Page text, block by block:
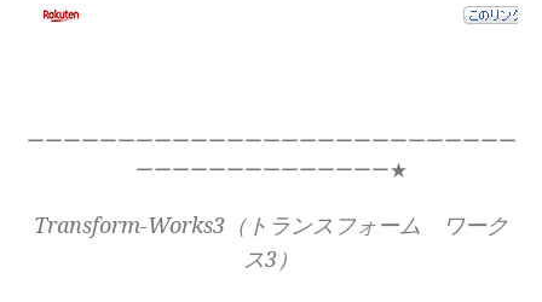
ーーーーーーーーーーーーーーーーーーーーーーーーーーー
ーーーーーーーーーーーーーー★
Transform-Works3（トランスフォーム ワーク
ス3）